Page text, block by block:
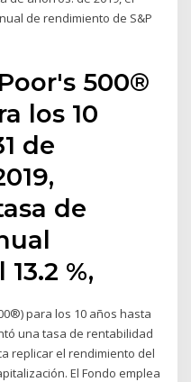
de rendimiento de S&P
500®
los 10
de
de
%,
para los 10 años hasta
una tasa de rentabilidad
replicar el rendimiento del
El Fondo emplea